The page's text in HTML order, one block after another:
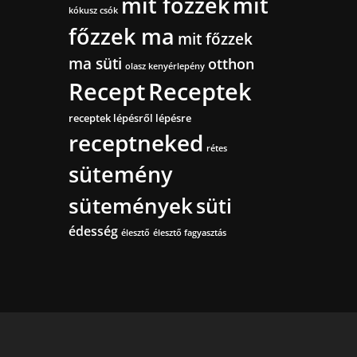
kókusz csók
főzzek ma mit főzzek
ma süti olasz kenyérlepény otthon
ReceptReceptek
receptek lépésről lépésre
receptneked rétes
sütemény
süteményeksüti
édesség élesztő élesztő fagyasztás